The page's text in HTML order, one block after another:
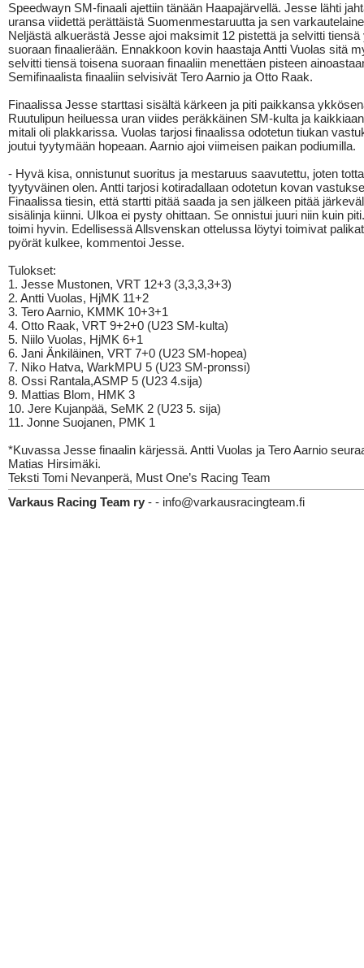
Speedwayn SM-finaali ajettiin tänään Haapajärvellä. Jesse lähti
uransa viidettä perättäistä Suomenmestaruutta ja sen
Neljästä alkuerästä Jesse ajoi maksimit 12 pistettä ja selvitti
suoraan finaalierään. Ennakkoon kovin haastaja Antti Vuolas sitä
selvitti tiensä toisena suoraan finaaliin menettäen pisteen
Semifinaalista finaaliin selvisivät Tero Aarnio ja Otto Raak.
Finaalissa Jesse starttasi sisältä kärkeen ja piti paikkansa
Ruutulipun heiluessa uran viides peräkkäinen SM-kulta ja
mitali oli plakkarissa. Vuolas tarjosi finaalissa odotetun tiukan
joutui tyytymään hopeaan. Aarnio ajoi viimeisen paikan podiumilla.
- Hyvä kisa, onnistunut suoritus ja mestaruus saavutettu, joten
tyytyväinen olen. Antti tarjosi kotiradallaan odotetun kovan
Finaalissa tiesin, että startti pitää saada ja sen jälkeen pitää
sisälinja kiinni. Ulkoa ei pysty ohittaan. Se onnistui juuri niin kuin
toimi hyvin. Edellisessä Allsvenskan ottelussa löytyi toimivat
pyörät kulkee, kommentoi Jesse.
Tulokset:
1. Jesse Mustonen, VRT 12+3 (3,3,3,3+3)
2. Antti Vuolas, HjMK 11+2
3. Tero Aarnio, KMMK 10+3+1
4. Otto Raak, VRT 9+2+0 (U23 SM-kulta)
5. Niilo Vuolas, HjMK 6+1
6. Jani Änkiläinen, VRT 7+0 (U23 SM-hopea)
7. Niko Hatva, WarkMPU 5 (U23 SM-pronssi)
8. Ossi Rantala,ASMP 5 (U23 4.sija)
9. Mattias Blom, HMK 3
10. Jere Kujanpää, SeMK 2 (U23 5. sija)
11. Jonne Suojanen, PMK 1
*Kuvassa Jesse finaalin kärjessä. Antti Vuolas ja Tero Aarnio
Matias Hirsimäki.
Teksti Tomi Nevanperä, Must One’s Racing Team
Varkaus Racing Team ry - - info@varkausracingteam.fi